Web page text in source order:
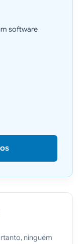
software
ninguém